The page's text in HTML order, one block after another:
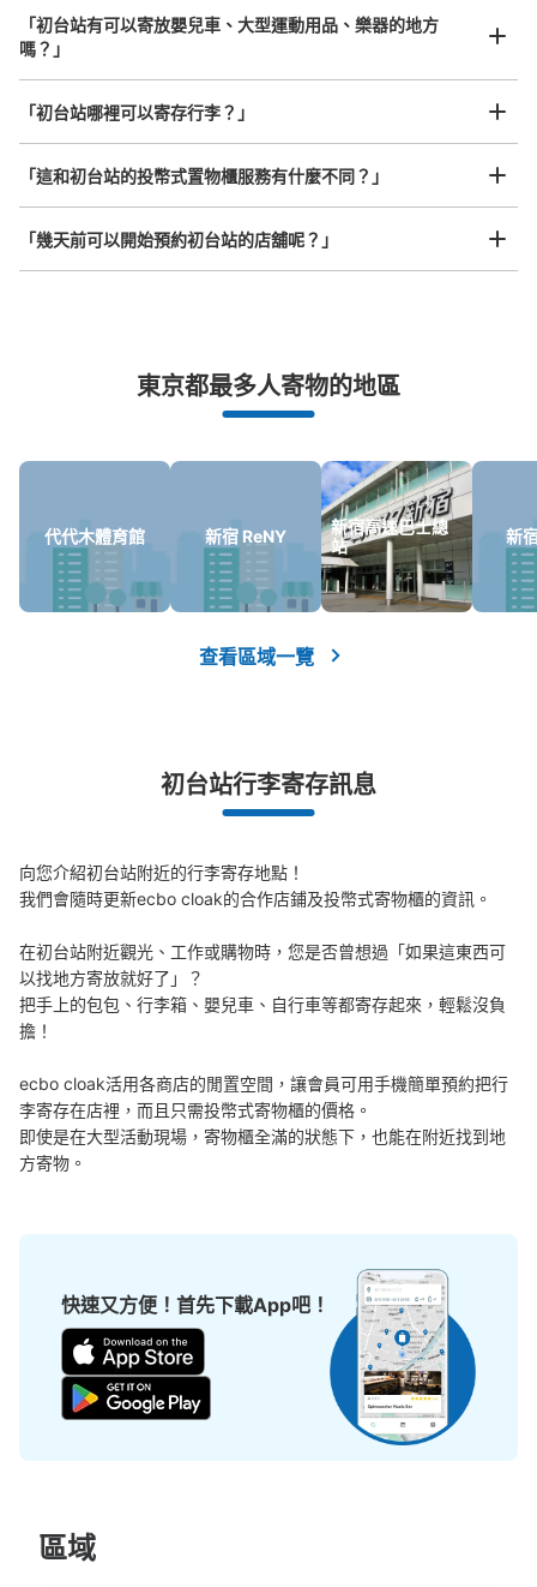
ICカード
初台駅 改札内コインロッカー
从京王線初台站步行0分钟。
可保管的行李數
大的 :1/ ¥500
¥400
付款方式
ICカード
查看此投幣式儲物櫃的位置
放下行李，愉快度過一整天！
任何尺寸的行李都OK
樂器、嬰兒車、腳踏車等，只要是1個人能搬運的行李尺寸就OK
發生行李破損、被偷等狀況時安心有保障
「初台站有可以寄放嬰兒車、大型運動用品、樂器的地方
嗎？」
「初台站哪裡可以寄存行李？」
「這和初台站的投幣式置物櫃服務有什麼不同？」
「幾天前可以開始預約初台站的店舖呢？」
東京都最多人寄物的地區
代代木體育館 新宿 ReNY
新宿高速巴士總
站
新
查看區域一覽
初台站行李寄存訊息
向您介紹初台站附近的行李寄存地點！
我們會隨時更新ecbo cloak的合作店鋪及投幣式寄物櫃的資訊。
在初台站附近觀光、工作或購物時，您是否曾想過「如果這東西可
以找地方寄放就好了」？
把手上的包包、行李箱、嬰兒車、自行車等都寄存起來，輕鬆沒負
擔！
ecbo cloak活用各商店的閒置空間，讓會員可用手機簡單預約把行
李寄存在店裡，而且只需投幣式寄物櫃的價格。
即使是在大型活動現場，寄物櫃全滿的狀態下，也能在附近找到地
方寄物。
快速又方便！首先下載App吧！
區域